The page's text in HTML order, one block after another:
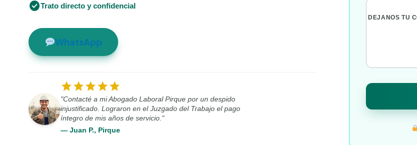
check_circleTrato directo y confidencial
WhatsApp
starstarstarstarstar
"Contacté a mi Abogado Laboral Pirque por un despido
injustificado. Lograron en el Juzgado del Trabajo el pago
íntegro de mis años de servicio."
— Juan P., Pirque
DEJANOS TU